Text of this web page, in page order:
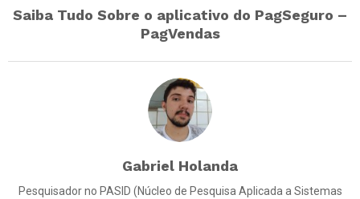
Saiba Tudo Sobre o aplicativo do PagSeguro –
PagVendas
Gabriel Holanda
Pesquisador no PASID (Núcleo de Pesquisa Aplicada a Sistemas